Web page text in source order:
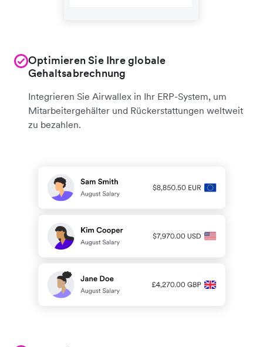
Optimieren Sie Ihre globale
Gehaltsabrechnung
Integrieren Sie Airwallex in Ihr ERP-System, um
Mitarbeitergehälter und Rückerstattungen weltweit
zu bezahlen.